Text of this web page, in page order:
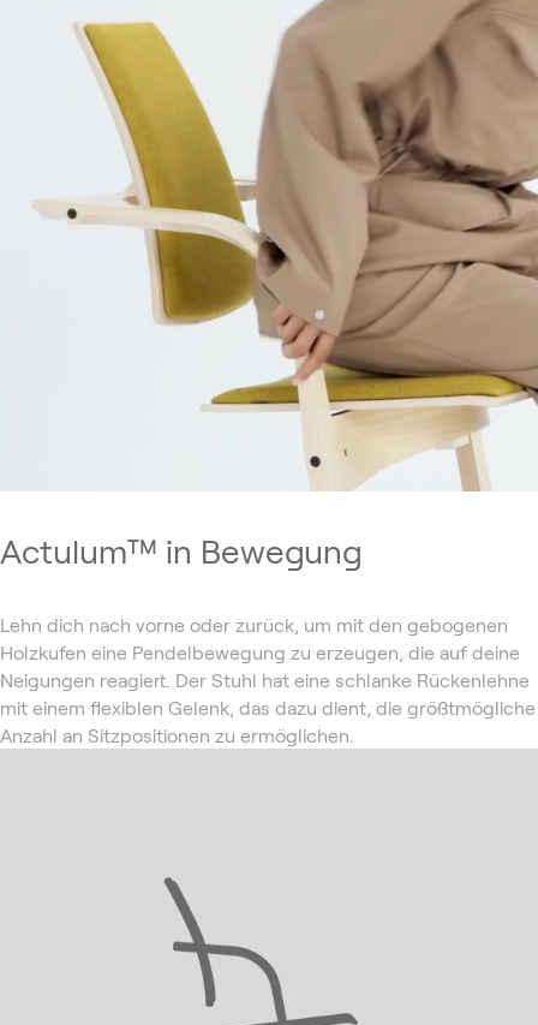
Actulum™ in Bewegung
Lehn dich nach vorne oder zurück, um mit den gebogenen
Holzkufen eine Pendelbewegung zu erzeugen, die auf deine
Neigungen reagiert. Der Stuhl hat eine schlanke Rückenlehne
mit einem flexiblen Gelenk, das dazu dient, die größtmögliche
Anzahl an Sitzpositionen zu ermöglichen.